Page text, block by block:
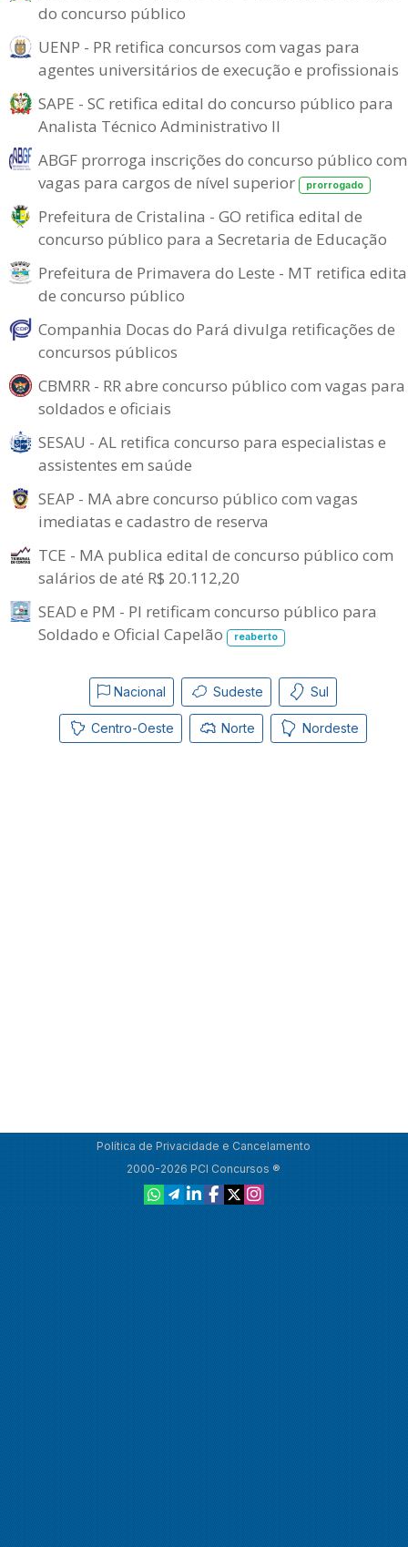
do concurso público
UENP - PR retifica concursos com vagas para
agentes universitários de execução e profissionais
SAPE - SC retifica edital do concurso público para
Analista Técnico Administrativo II
ABGF prorroga inscrições do concurso público com
vagas para cargos de nível superior
prorrogado
Prefeitura de Cristalina - GO retifica edital de
concurso público para a Secretaria de Educação
Prefeitura de Primavera do Leste - MT retifica
de concurso público
Companhia Docas do Pará divulga retificações de
concursos públicos
CBMRR - RR abre concurso público com vagas para
soldados e oficiais
SESAU - AL retifica concurso para especialistas e
assistentes em saúde
SEAP - MA abre concurso público com vagas
imediatas e cadastro de reserva
TCE - MA publica edital de concurso público com
salários de até R$ 20.112,20
SEAD e PM - PI retificam concurso público para
Soldado e Oficial Capelão
reaberto
Nacional Sudeste Sul
Centro-Oeste Norte Nordeste
Política de Privacidade e Cancelamento
2000-2026 PCI Concursos ®